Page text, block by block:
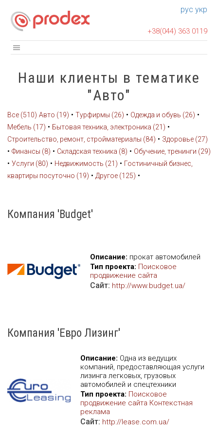
рус укр
+38(044) 363 0119
Наши клиенты в тематике
"Авто"
Все (510) Авто (19) • Турфирмы (26) • Одежда и обувь (26) •
Мебель (17) • Бытовая техника, электроника (21) •
Строительство, ремонт, стройматериалы (84) • Здоровье (27)
• Финансы (8) • Складская техника (8) • Обучение, тренинги (29)
• Услуги (80) • Недвижимость (21) • Гостиничный бизнес,
квартиры посуточно (19) • Другое (125) •
Компания 'Budget'
Описание: прокат автомобилей
Тип проекта: Поисковое
продвижение сайта
Сайт: http://www.budget.ua/
Компания 'Евро Лизинг'
Описание: Одна из ведущих
компаний, предоставляющая услуги
лизинга легковых, грузовых
автомобилей и спецтехники
Тип проекта: Поисковое
продвижение сайта Контекстная
реклама
Сайт: http://lease.com.ua/